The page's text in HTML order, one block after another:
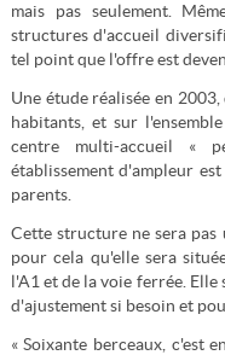
mais pas seulement.
structures d'accueil
tel point que l'offre est
Une étude réalisée en
habitants, et sur
centre multi-accueil «
établissement d'ampleur
parents.
Cette structure ne sera pas
pour cela qu'elle sera
l'A1 et de la voie ferrée.
d'ajustement si besoin et
« Soixante berceaux, c'est